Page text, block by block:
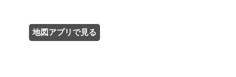
地図アプリで見る